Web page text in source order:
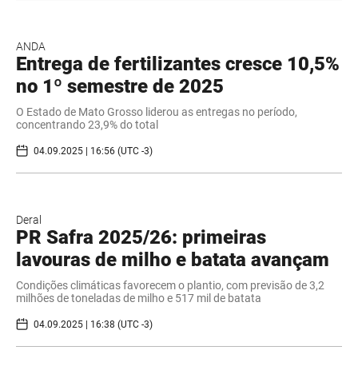
ANDA
Entrega de fertilizantes cresce 10,5%
no 1º semestre de 2025
O Estado de Mato Grosso liderou as entregas no período,
concentrando 23,9% do total
04.09.2025 | 16:56 (UTC -3)
Deral
PR Safra 2025/26: primeiras
lavouras de milho e batata avançam
Condições climáticas favorecem o plantio, com previsão de 3,2
milhões de toneladas de milho e 517 mil de batata
04.09.2025 | 16:38 (UTC -3)